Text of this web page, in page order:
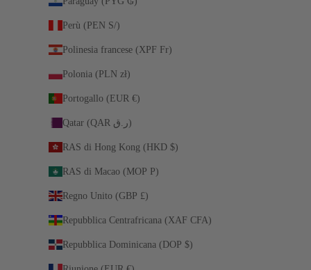
Perù (PEN S/)
Polinesia francese (XPF Fr)
Polonia (PLN zł)
Portogallo (EUR €)
Qatar (QAR ر.ق)
RAS di Hong Kong (HKD $)
RAS di Macao (MOP P)
Regno Unito (GBP £)
Repubblica Centrafricana (XAF CFA)
Repubblica Dominicana (DOP $)